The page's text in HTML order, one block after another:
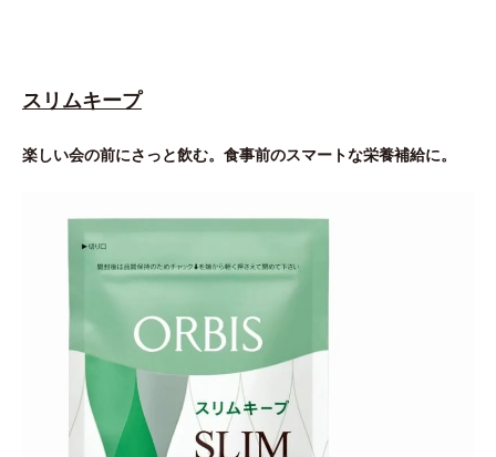
スリムキープ
楽しい会の前にさっと飲む。食事前のスマートな栄養補給に。